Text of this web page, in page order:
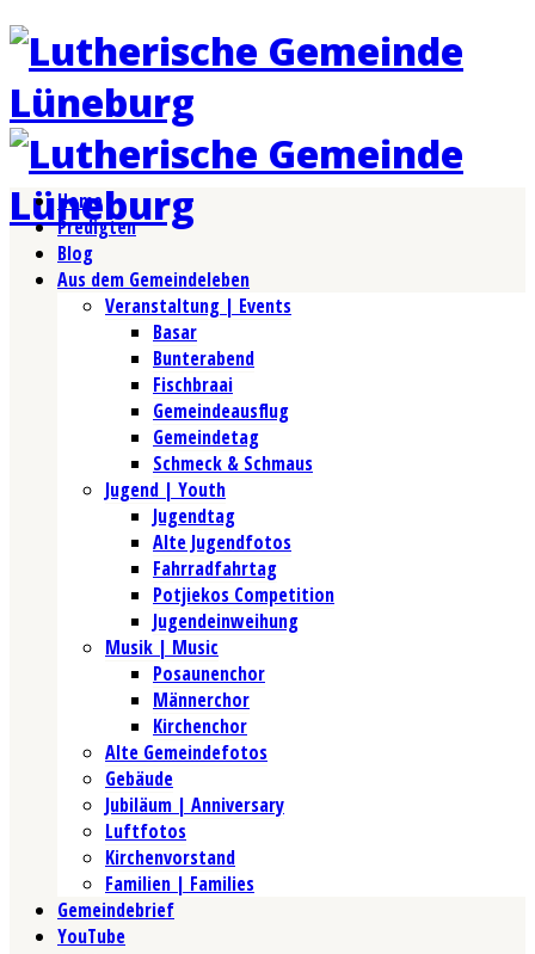
Home
Predigten
Blog
Aus dem Gemeindeleben
Veranstaltung | Events
Basar
Bunterabend
Fischbraai
Gemeindeausflug
Gemeindetag
Schmeck & Schmaus
Jugend | Youth
Jugendtag
Alte Jugendfotos
Fahrradfahrtag
Potjiekos Competition
Jugendeinweihung
Musik | Music
Posaunenchor
Männerchor
Kirchenchor
Alte Gemeindefotos
Gebäude
Jubiläum | Anniversary
Luftfotos
Kirchenvorstand
Familien | Families
Gemeindebrief
YouTube